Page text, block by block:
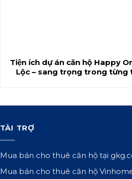
Tiện ích dự án căn hộ Happy
Lộc – sang trọng trong từng
TÀI TRỢ
Mua bán cho thuê căn hộ tại
Mua bán cho thuê căn hộ